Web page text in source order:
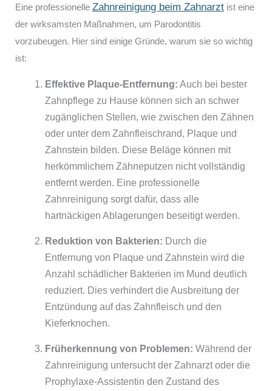
Eine professionelle Zahnreinigung beim Zahnarzt ist eine
der wirksamsten Maßnahmen, um Parodontitis
vorzubeugen. Hier sind einige Gründe, warum sie so wichtig
ist:
Effektive Plaque-Entfernung: Auch bei bester
Zahnpflege zu Hause können sich an schwer
zugänglichen Stellen, wie zwischen den Zähnen
oder unter dem Zahnfleischrand, Plaque und
Zahnstein bilden. Diese Beläge können mit
herkömmlichem Zähneputzen nicht vollständig
entfernt werden. Eine professionelle
Zahnreinigung sorgt dafür, dass alle
hartnäckigen Ablagerungen beseitigt werden.
Reduktion von Bakterien: Durch die
Entfernung von Plaque und Zahnstein wird die
Anzahl schädlicher Bakterien im Mund deutlich
reduziert. Dies verhindert die Ausbreitung der
Entzündung auf das Zahnfleisch und den
Kieferknochen.
Früherkennung von Problemen: Während der
Zahnreinigung untersucht der Zahnarzt oder die
Prophylaxe-Assistentin den Zustand des